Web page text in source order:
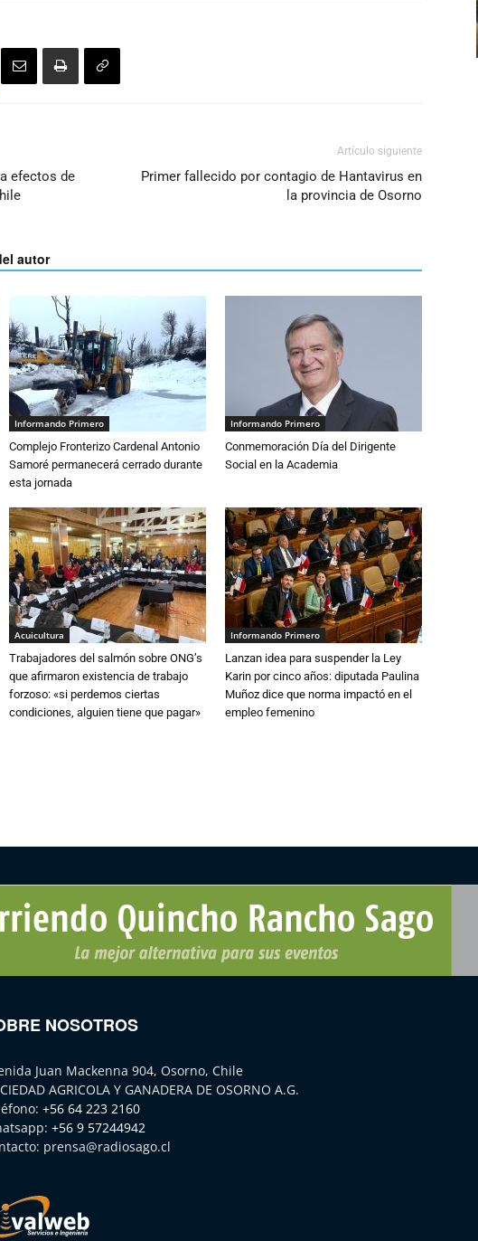
efectos de
Artículo siguiente
Primer fallecido por contagio de Hantavirus en
la provincia de Osorno
autor
Informando Primero
Complejo Fronterizo Cardenal Antonio
Samoré permanecerá cerrado durante
esta jornada
Informando Primero
Conmemoración Día del Dirigente
Social en la Academia
Acuicultura
Trabajadores del salmón sobre ONG’s
que afirmaron existencia de trabajo
forzoso: «si perdemos ciertas
condiciones, alguien tiene que pagar»
Informando Primero
Lanzan idea para suspender la Ley
Karin por cinco años: diputada Paulina
Muñoz dice que norma impactó en el
empleo femenino
NOSOTROS
Juan Mackenna 904, Osorno, Chile
AGRICOLA Y GANADERA DE OSORNO A.G.
+56 64 223 2160
+56 9 57244942
prensa@radiosago.cl